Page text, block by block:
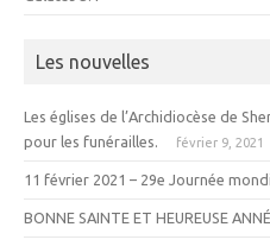
Les nouvelles
Les églises de l’Archidiocèse de
pour les funérailles.
février 9, 2021
11 février 2021 – 29e Journée
BONNE SAINTE ET HEUREUSE